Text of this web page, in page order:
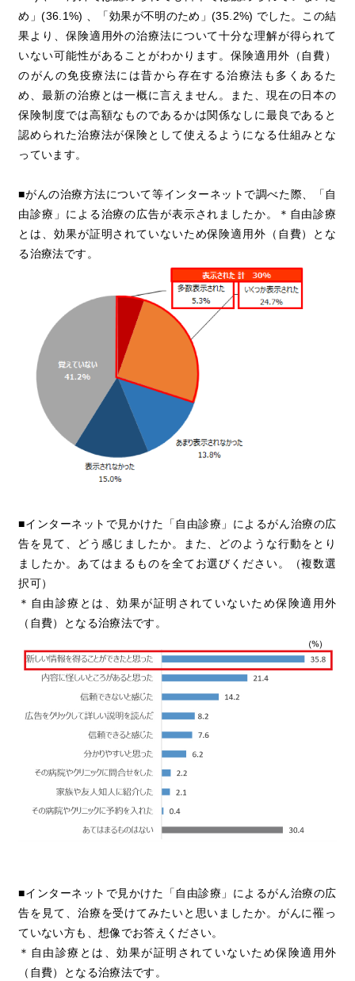
め」(36.1%) 、「効果が不明のため」(35.2%) でした。この結
果より、保険適用外の治療法について十分な理解が得られて
いない可能性があることがわかります。保険適用外（自費）
のがんの免疫療法には昔から存在する治療法も多くあるた
め、最新の治療とは一概に言えません。また、現在の日本の
保険制度では高額なものであるかは関係なしに最良であると
認められた治療法が保険として使えるようになる仕組みとな
っています。
■がんの治療方法について等インターネットで調べた際、「自
由診療」による治療の広告が表示されましたか。＊自由診療
とは、効果が証明されていないため保険適用外（自費）とな
る治療法です。
■インターネットで見かけた「自由診療」によるがん治療の広
告を見て、どう感じましたか。また、どのような行動をとり
ましたか。あてはまるものを全てお選びください。（複数選
択可）
＊自由診療とは、効果が証明されていないため保険適用外
（自費）となる治療法です。
■インターネットで見かけた「自由診療」によるがん治療の広
告を見て、治療を受けてみたいと思いましたか。がんに罹っ
ていない方も、想像でお答えください。
＊自由診療とは、効果が証明されていないため保険適用外
（自費）となる治療法です。